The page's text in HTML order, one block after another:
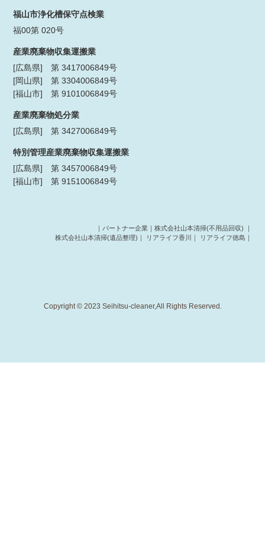
福山市浄化槽保守点検業
福00第 020号
産業廃棄物収集運搬業
[広島県] 第 3417006849号
[岡山県] 第 3304006849号
[福山市] 第 9101006849号
産業廃棄物処分業
[広島県] 第 3427006849号
特別管理産業廃棄物収集運搬業
[広島県] 第 3457006849号
[福山市] 第 9151006849号
｜パートナー企業｜ 株式会社山本清掃(不用品回収) ｜
株式会社山本清掃(遺品整理) ｜ リアライフ香川 ｜ リアライフ徳島 ｜
Copyright © 2023 Seihitsu-cleaner,All Rights Reserved.